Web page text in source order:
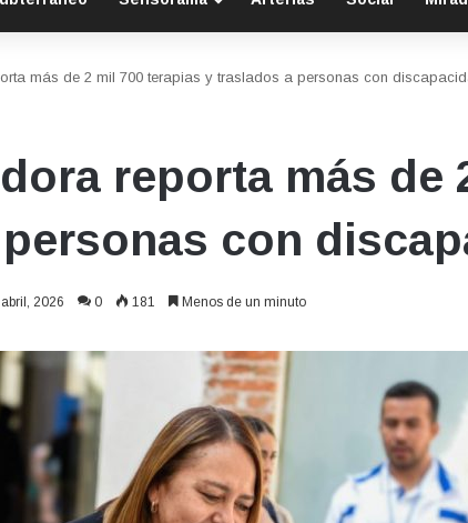
más de 2 mil 700 terapias y traslados a personas con
reporta más de
con
2026 0 181 Menos de un minuto